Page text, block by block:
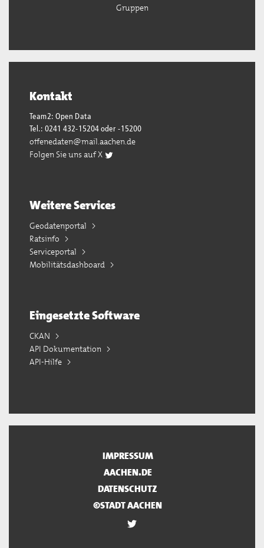
Gruppen
Kontakt
Team2: Open Data
Tel.: 0241 432-15204 oder -15200
offenedaten@mail.aachen.de
Folgen Sie uns auf X
Weitere Services
Geodatenportal
Ratsinfo
Serviceportal
Mobilitätsdashboard
Eingesetzte Software
CKAN
API Dokumentation
API-Hilfe
IMPRESSUM
AACHEN.DE
DATENSCHUTZ
©STADT AACHEN